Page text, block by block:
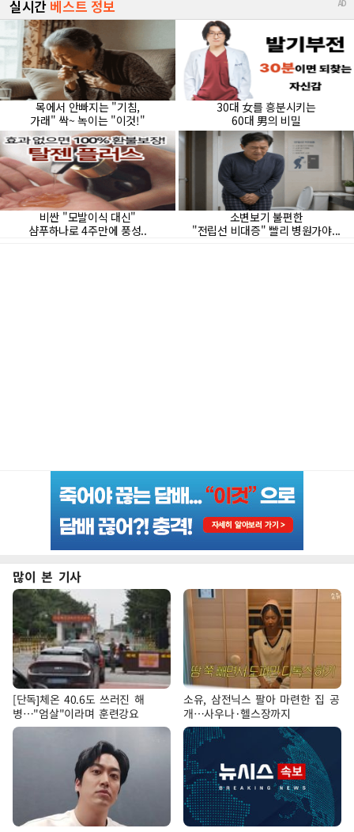
많이 본 기사
[단독]체온 40.6도 쓰러진 해
병…"엄살"이라며 훈련강요
소유, 삼전닉스 팔아 마련한 집 공
개…사우나·헬스장까지